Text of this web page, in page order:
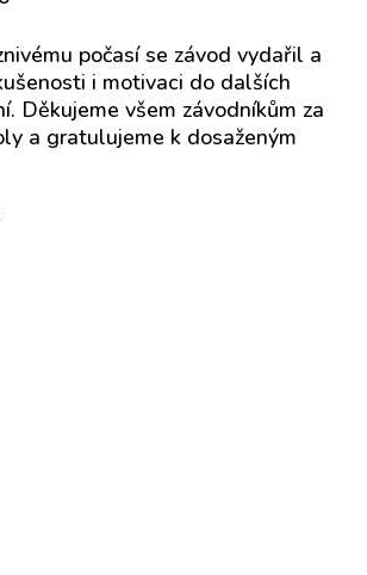
počasí se závod vydařil a
i motivaci do dalších
Děkujeme všem závodníkům za
a gratulujeme k dosaženým